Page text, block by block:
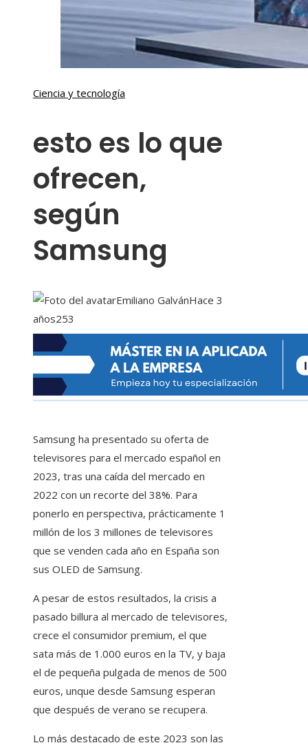
Ciencia y tecnología
esto es lo que
ofrecen,
según
Samsung
Emiliano GalvánHace 3
años253
Samsung ha presentado su oferta de
televisores para el mercado español en
2023, tras una caída del mercado en
2022 con un recorte del 38%. Para
ponerlo en perspectiva, prácticamente 1
millón de los 3 millones de televisores
que se venden cada año en España son
sus OLED de Samsung.
A pesar de estos resultados, la crisis a
pasado billura al mercado de televisores,
crece el consumidor premium, el que
sata más de 1.000 euros en la TV, y baja
el de pequeña pulgada de menos de 500
euros, unque desde Samsung esperan
que después de verano se recupera.
Lo más destacado de este 2023 son las